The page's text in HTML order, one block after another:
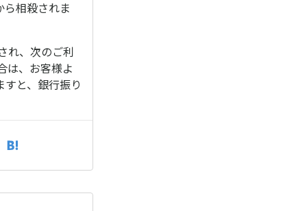
相殺されま
れ、次のご利
は、お客様よ
と、銀行振り